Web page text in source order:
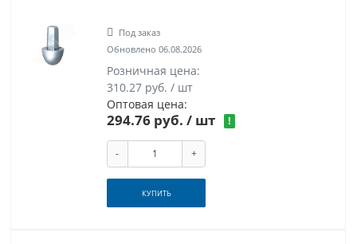
Под заказ
Обновлено 06.08.2026
Розничная цена:
310.27 руб. / шт
Оптовая цена:
294.76 руб. / шт !
- +
КУПИТЬ